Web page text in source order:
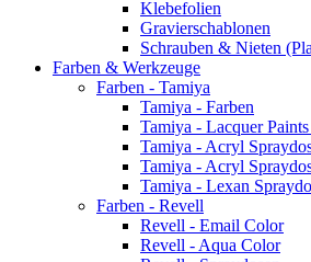
Klebefolien
Gravierschablonen
Schrauben & Nieten
Farben & Werkzeuge
Farben - Tamiya
Tamiya - Farben
Tamiya - Lacquer
Tamiya - Acryl
Tamiya - Acryl
Tamiya - Lexan
Farben - Revell
Revell - Email Color
Revell - Aqua Color